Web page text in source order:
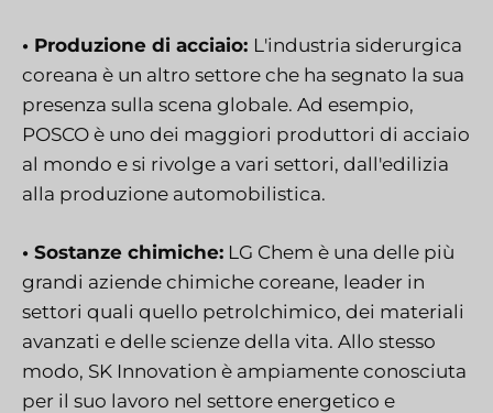
• Produzione di acciaio: L'industria siderurgica
coreana è un altro settore che ha segnato la sua
presenza sulla scena globale. Ad esempio,
POSCO è uno dei maggiori produttori di acciaio
al mondo e si rivolge a vari settori, dall'edilizia
alla produzione automobilistica.
• Sostanze chimiche: LG Chem è una delle più
grandi aziende chimiche coreane, leader in
settori quali quello petrolchimico, dei materiali
avanzati e delle scienze della vita. Allo stesso
modo, SK Innovation è ampiamente conosciuta
per il suo lavoro nel settore energetico e